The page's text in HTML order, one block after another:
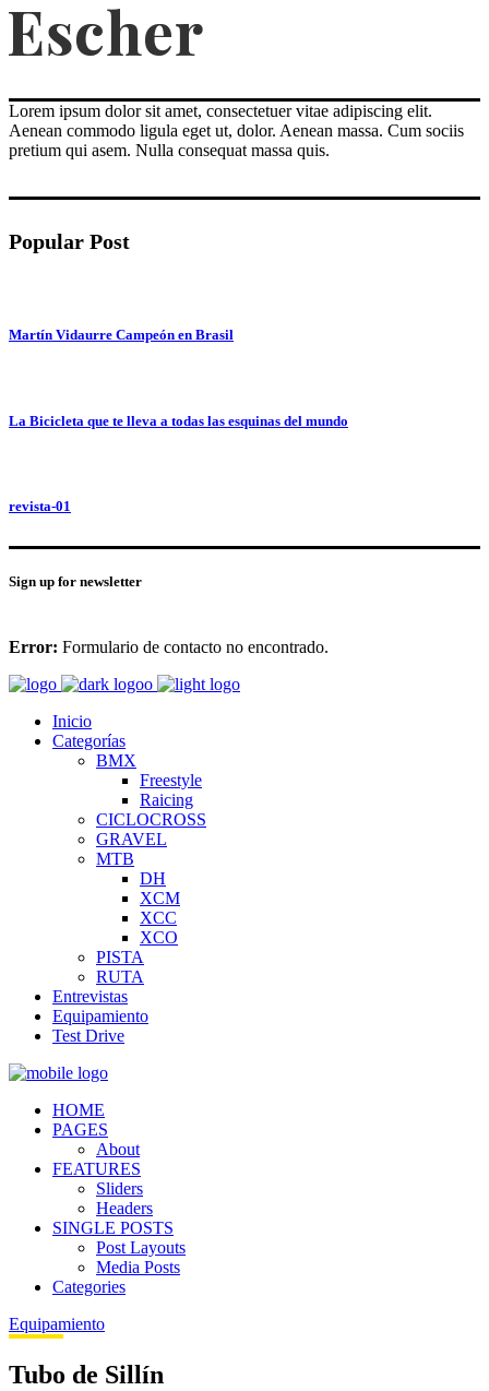
Lorem ipsum dolor sit amet, consectetuer vitae adipiscing elit.
Aenean commodo ligula eget ut, dolor. Aenean massa. Cum sociis
pretium qui asem. Nulla consequat massa quis.
Popular Post
Martín Vidaurre Campeón en Brasil
La Bicicleta que te lleva a todas las esquinas del mundo
revista-01
Sign up for newsletter
Error: Formulario de contacto no encontrado.
Inicio
Categorías
BMX
Freestyle
Raicing
CICLOCROSS
GRAVEL
MTB
DH
XCM
XCC
XCO
PISTA
RUTA
Entrevistas
Equipamiento
Test Drive
HOME
PAGES
About
FEATURES
Sliders
Headers
SINGLE POSTS
Post Layouts
Media Posts
Categories
Equipamiento
Tubo de Sillín